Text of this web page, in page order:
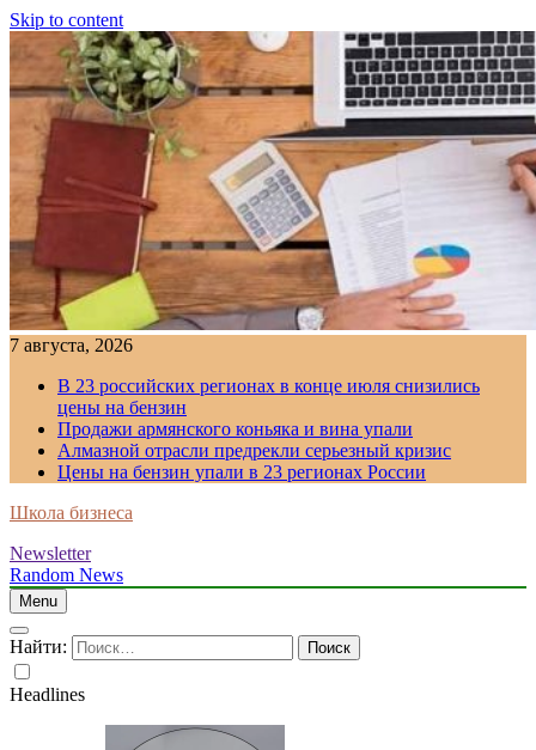
Skip to content
7 августа, 2026
В 23 российских регионах в конце июля снизились
цены на бензин
Продажи армянского коньяка и вина упали
Алмазной отрасли предрекли серьезный кризис
Цены на бензин упали в 23 регионах России
Школа бизнеса
Newsletter
Random News
Menu
Найти:
Headlines